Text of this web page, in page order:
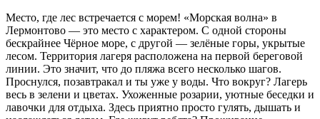
Место, где лес встречается с морем! «Морская волна» в
Лермонтово — это место с характером. С одной стороны
бескрайнее Чёрное море, с другой — зелёные горы, укрытые
лесом. Территория лагеря расположена на первой береговой
линии. Это значит, что до пляжа всего несколько шагов.
Проснулся, позавтракал и ты уже у воды. Что вокруг? Лагерь
весь в зелени и цветах. Ухоженные розарии, уютные беседки и
лавочки для отдыха. Здесь приятно просто гулять, дышать и